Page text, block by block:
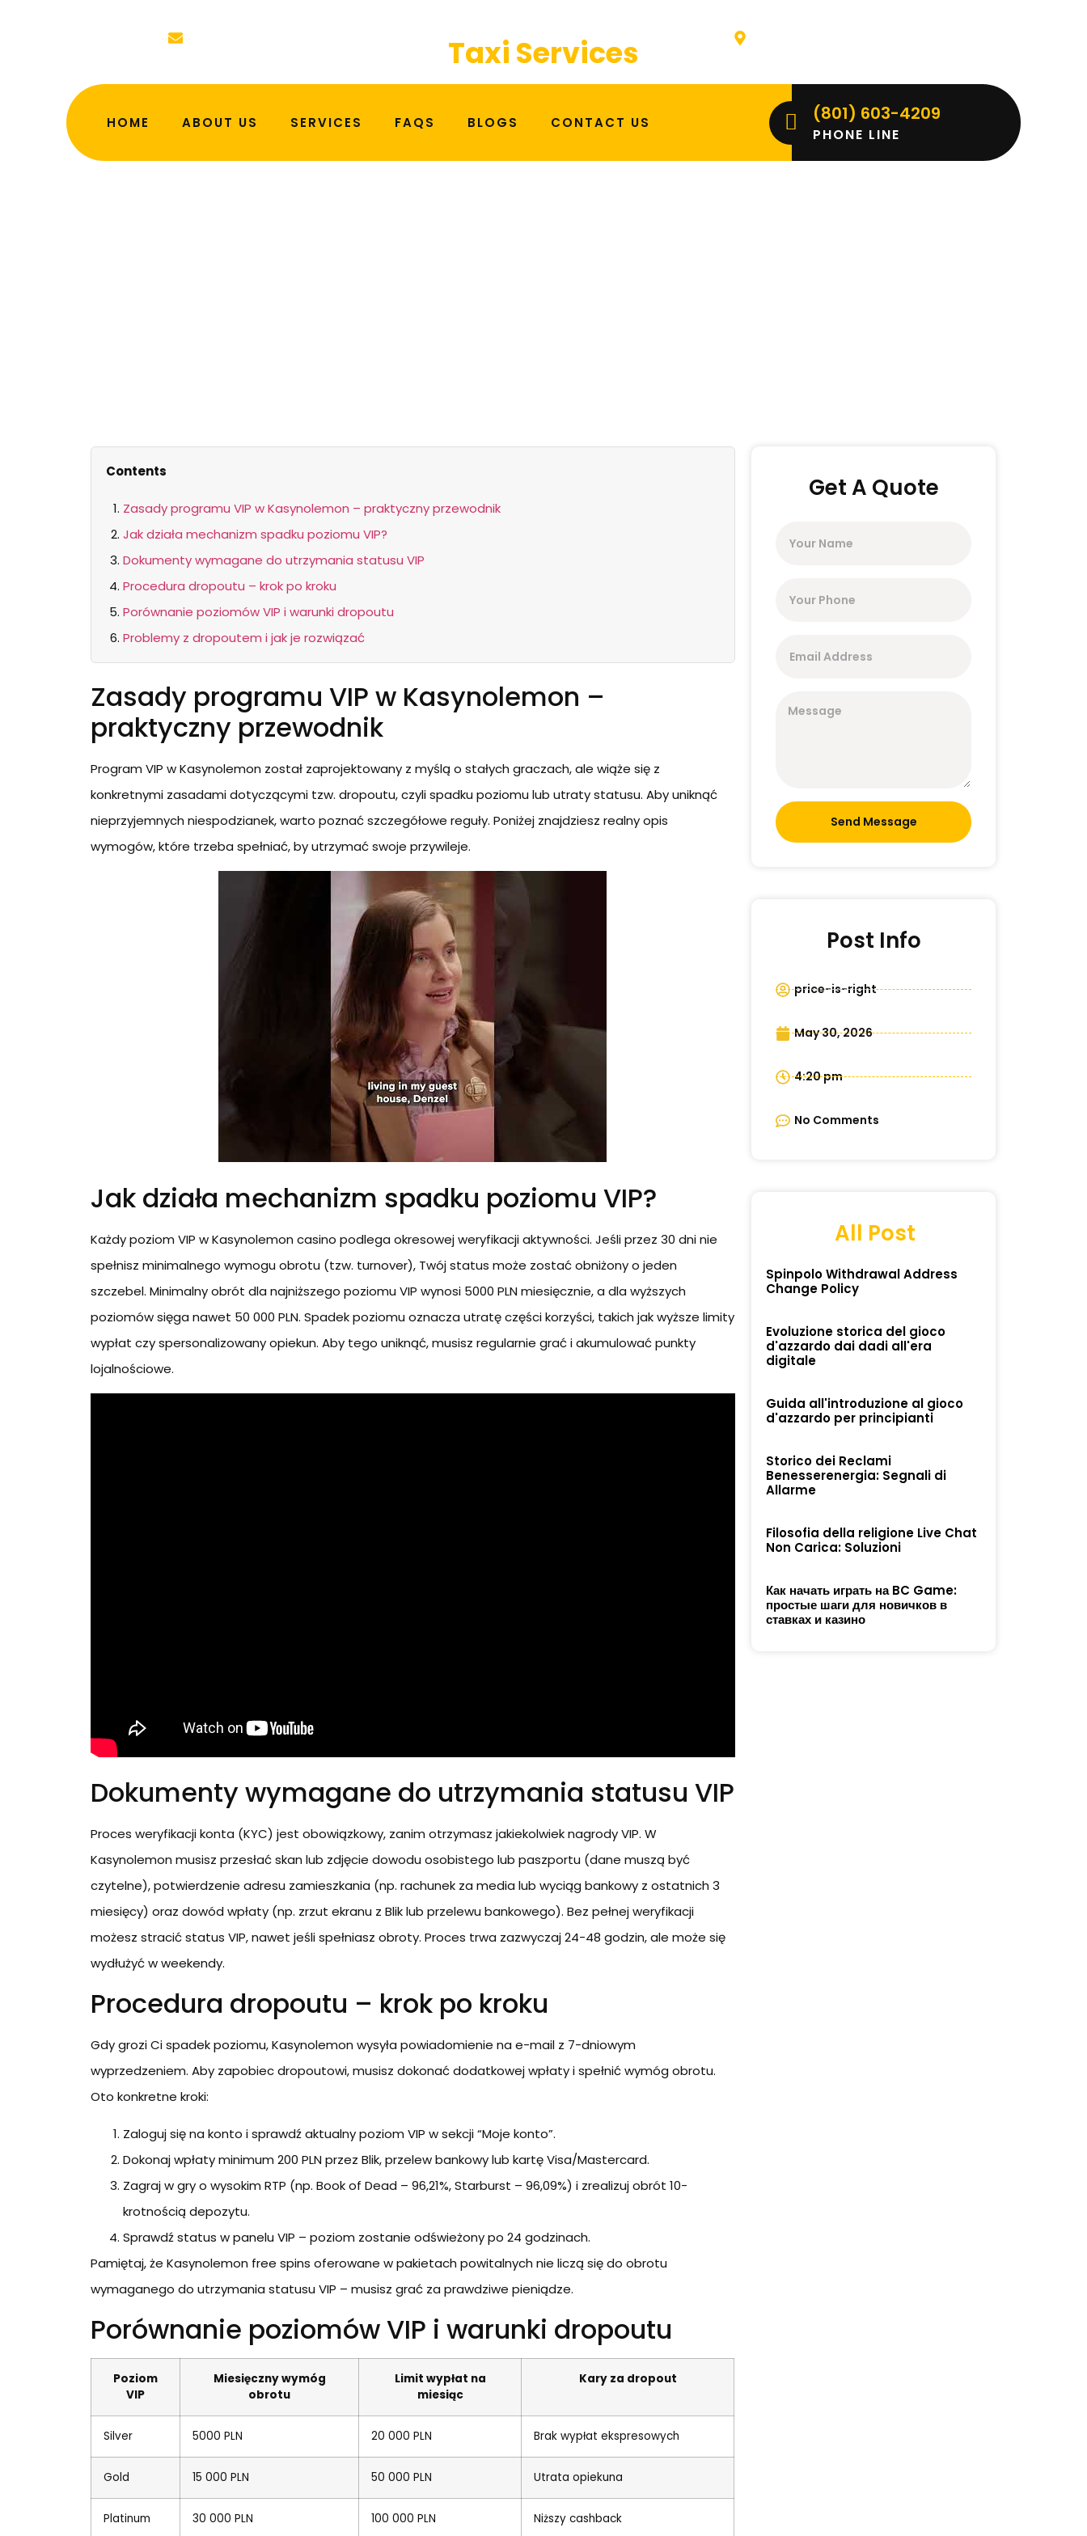
Taxi Services
HOME ABOUT US SERVICES FAQS BLOGS CONTACT US (801) 603-4209
PHONE LINE
Contents
Zasady programu VIP w Kasynolemon – praktyczny przewodnik
Jak działa mechanizm spadku poziomu VIP?
Dokumenty wymagane do utrzymania statusu VIP
Procedura dropoutu – krok po kroku
Porównanie poziomów VIP i warunki dropoutu
Problemy z dropoutem i jak je rozwiązać
Zasady programu VIP w Kasynolemon –
praktyczny przewodnik
Program VIP w Kasynolemon został zaprojektowany z myślą o stałych graczach, ale wiąże się z
konkretnymi zasadami dotyczącymi tzw. dropoutu, czyli spadku poziomu lub utraty statusu. Aby uniknąć
nieprzyjemnych niespodzianek, warto poznać szczegółowe reguły. Poniżej znajdziesz realny opis
wymogów, które trzeba spełniać, by utrzymać swoje przywileje.
Jak działa mechanizm spadku poziomu VIP?
Każdy poziom VIP w Kasynolemon casino podlega okresowej weryfikacji aktywności. Jeśli przez 30 dni nie
spełnisz minimalnego wymogu obrotu (tzw. turnover), Twój status może zostać obniżony o jeden
szczebel. Minimalny obrót dla najniższego poziomu VIP wynosi 5000 PLN miesięcznie, a dla wyższych
poziomów sięga nawet 50 000 PLN. Spadek poziomu oznacza utratę części korzyści, takich jak wyższe limity
wypłat czy spersonalizowany opiekun. Aby tego uniknąć, musisz regularnie grać i akumulować punkty
lojalnościowe.
Dokumenty wymagane do utrzymania statusu VIP
Proces weryfikacji konta (KYC) jest obowiązkowy, zanim otrzymasz jakiekolwiek nagrody VIP. W
Kasynolemon musisz przesłać skan lub zdjęcie dowodu osobistego lub paszportu (dane muszą być
czytelne), potwierdzenie adresu zamieszkania (np. rachunek za media lub wyciąg bankowy z ostatnich 3
miesięcy) oraz dowód wpłaty (np. zrzut ekranu z Blik lub przelewu bankowego). Bez pełnej weryfikacji
możesz stracić status VIP, nawet jeśli spełniasz obroty. Proces trwa zazwyczaj 24-48 godzin, ale może się
wydłużyć w weekendy.
Procedura dropoutu – krok po kroku
Gdy grozi Ci spadek poziomu, Kasynolemon wysyła powiadomienie na e-mail z 7-dniowym
wyprzedzeniem. Aby zapobiec dropoutowi, musisz dokonać dodatkowej wpłaty i spełnić wymóg obrotu.
Oto konkretne kroki:
Zaloguj się na konto i sprawdź aktualny poziom VIP w sekcji “Moje konto”.
Dokonaj wpłaty minimum 200 PLN przez Blik, przelew bankowy lub kartę Visa/Mastercard.
Zagraj w gry o wysokim RTP (np. Book of Dead – 96,21%, Starburst – 96,09%) i zrealizuj obrót 10-
krotnością depozytu.
Sprawdź status w panelu VIP – poziom zostanie odświeżony po 24 godzinach.
Pamiętaj, że Kasynolemon free spins oferowane w pakietach powitalnych nie liczą się do obrotu
wymaganego do utrzymania statusu VIP – musisz grać za prawdziwe pieniądze.
Porównanie poziomów VIP i warunki dropoutu
Poziom
VIP
Miesięczny wymóg
obrotu
Limit wypłat na
miesiąc
Kary za dropout
Silver 5000 PLN 20 000 PLN Brak wypłat ekspresowych
Gold 15 000 PLN 50 000 PLN Utrata opiekuna
Platinum 30 000 PLN 100 000 PLN Niższy cashback
Get A Quote
Send Message
Post Info
price-is-right
May 30, 2026
4:20 pm
No Comments
All Post
Spinpolo Withdrawal Address
Change Policy
Evoluzione storica del gioco
d'azzardo dai dadi all'era
digitale
Guida all'introduzione al gioco
d'azzardo per principianti
Storico dei Reclami
Benesserenergia: Segnali di
Allarme
Filosofia della religione Live Chat
Non Carica: Soluzioni
Как начать играть на BC Game:
простые шаги для новичков в
ставках и казино